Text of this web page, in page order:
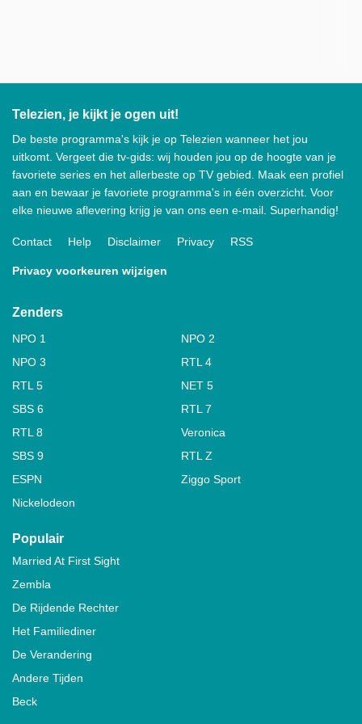
Telezien, je kijkt je ogen uit!
De beste programma's kijk je op Telezien wanneer het jou
uitkomt. Vergeet die tv-gids: wij houden jou op de hoogte van je
favoriete series en het allerbeste op TV gebied. Maak een profiel
aan en bewaar je favoriete programma's in één overzicht. Voor
elke nieuwe aflevering krijg je van ons een e-mail. Superhandig!
Contact Help Disclaimer Privacy RSS
Privacy voorkeuren wijzigen
Zenders
NPO 1
NPO 2
NPO 3
RTL 4
RTL 5
NET 5
SBS 6
RTL 7
RTL 8
Veronica
SBS 9
RTL Z
ESPN
Ziggo Sport
Nickelodeon
Populair
Married At First Sight
Zembla
De Rijdende Rechter
Het Familiediner
De Verandering
Andere Tijden
Beck